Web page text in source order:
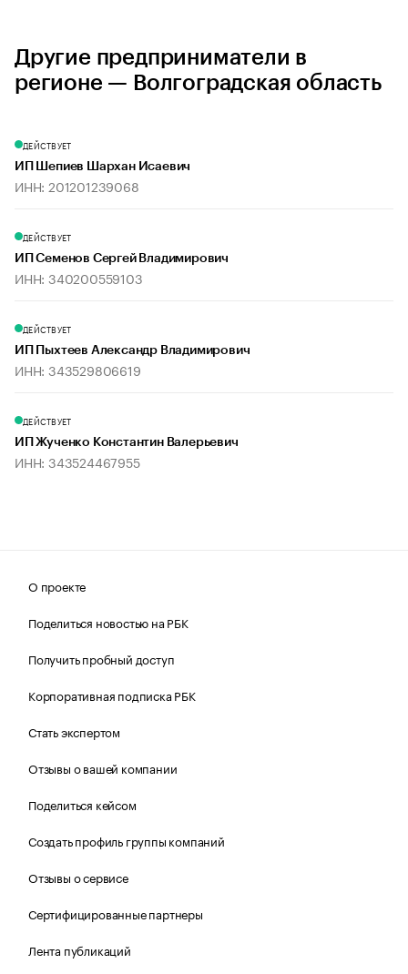
Другие предприниматели в
регионе — Волгоградская область
ДЕЙСТВУЕТ
ИП Шепиев Шархан Исаевич
ИНН: 201201239068
ДЕЙСТВУЕТ
ИП Семенов Сергей Владимирович
ИНН: 340200559103
ДЕЙСТВУЕТ
ИП Пыхтеев Александр Владимирович
ИНН: 343529806619
ДЕЙСТВУЕТ
ИП Жученко Константин Валерьевич
ИНН: 343524467955
О проекте
Поделиться новостью на РБК
Получить пробный доступ
Корпоративная подписка РБК
Стать экспертом
Отзывы о вашей компании
Поделиться кейсом
Создать профиль группы компаний
Отзывы о сервисе
Сертифицированные партнеры
Лента публикаций